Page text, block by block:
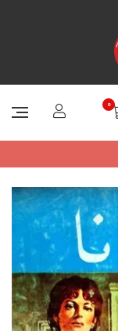
0